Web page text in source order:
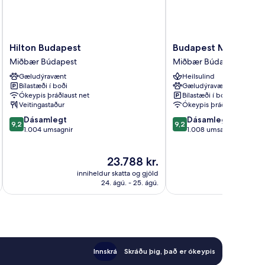
Hilton
Budapest
Miðbær
Búdapest
Hilton Budapest
Miðbær Búdapest
Gæludýravænt
Bílastæði í boði
Ókeypis þráðlaust net
Veitingastaður
9.2
af
9,2 Dásamlegt
1.004 umsagnir
Verðið
er
23.788 kr.
23.788 kr.
inniheldur skatta og gjöld
24. ágú. - 25. ágú.
Budapest
Marriott
Hotel
Miðbær
Búdapest
Budapest Marriott
Miðbær Búdapest
Heilsulind
Gæludýravænt
Bílastæði í boði
Ókeypis þráðlaust net
9.2
af
9,2 Dásamlegt
1.008 umsagnir
Innskrá Skráðu þig, það er ókeypis